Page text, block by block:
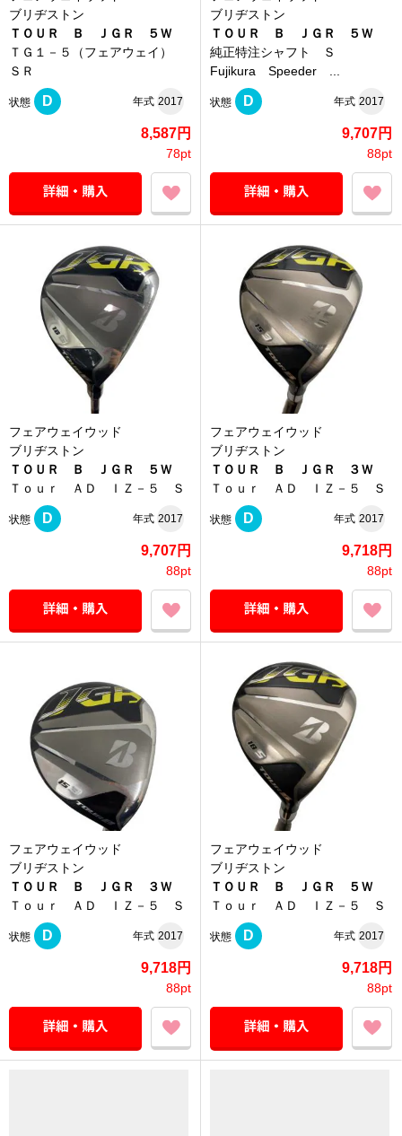
ブリヂストン
ＴＯＵＲ Ｂ ＪＧＲ ５Ｗ
ＴＧ１－５（フェアウェイ）
ＳＲ
状態 D 年式 2017
8,587円
78pt
ブリヂストン
ＴＯＵＲ Ｂ ＪＧＲ ５Ｗ
純正特注シャフト Ｓ
Fujikura Speeder ...
状態 D 年式 2017
9,707円
88pt
フェアウェイウッド
ブリヂストン
ＴＯＵＲ Ｂ ＪＧＲ ５Ｗ
Ｔｏｕｒ ＡＤ ＩＺ－５ Ｓ
状態 D 年式 2017
9,707円
88pt
フェアウェイウッド
ブリヂストン
ＴＯＵＲ Ｂ ＪＧＲ ３Ｗ
Ｔｏｕｒ ＡＤ ＩＺ－５ Ｓ
状態 D 年式 2017
9,718円
88pt
フェアウェイウッド
ブリヂストン
ＴＯＵＲ Ｂ ＪＧＲ ３Ｗ
Ｔｏｕｒ ＡＤ ＩＺ－５ Ｓ
状態 D 年式 2017
9,718円
88pt
フェアウェイウッド
ブリヂストン
ＴＯＵＲ Ｂ ＪＧＲ ５Ｗ
Ｔｏｕｒ ＡＤ ＩＺ－５ Ｓ
状態 D 年式 2017
9,718円
88pt